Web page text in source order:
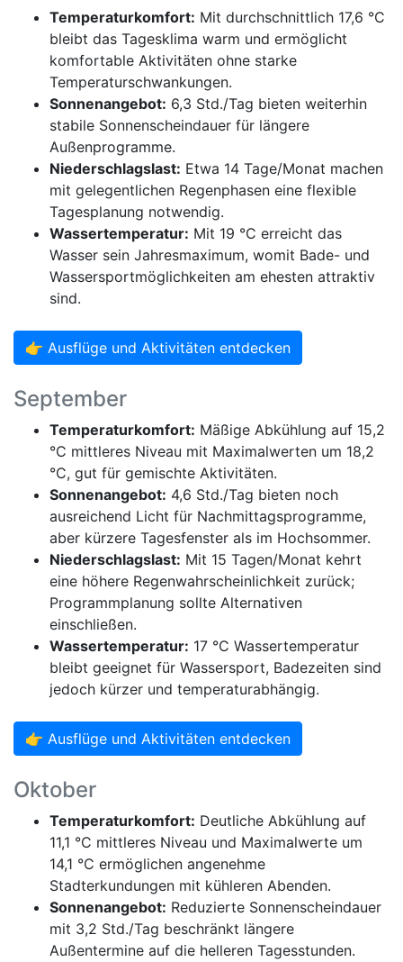
Temperaturkomfort: Mit durchschnittlich 17,6 °C
bleibt das Tagesklima warm und ermöglicht
komfortable Aktivitäten ohne starke
Temperaturschwankungen.
Sonnenangebot: 6,3 Std./Tag bieten weiterhin
stabile Sonnenscheindauer für längere
Außenprogramme.
Niederschlagslast: Etwa 14 Tage/Monat machen
mit gelegentlichen Regenphasen eine flexible
Tagesplanung notwendig.
Wassertemperatur: Mit 19 °C erreicht das
Wasser sein Jahresmaximum, womit Bade- und
Wassersportmöglichkeiten am ehesten attraktiv
sind.
👉 Ausflüge und Aktivitäten entdecken
September
Temperaturkomfort: Mäßige Abkühlung auf 15,2
°C mittleres Niveau mit Maximalwerten um 18,2
°C, gut für gemischte Aktivitäten.
Sonnenangebot: 4,6 Std./Tag bieten noch
ausreichend Licht für Nachmittagsprogramme,
aber kürzere Tagesfenster als im Hochsommer.
Niederschlagslast: Mit 15 Tagen/Monat kehrt
eine höhere Regenwahrscheinlichkeit zurück;
Programmplanung sollte Alternativen
einschließen.
Wassertemperatur: 17 °C Wassertemperatur
bleibt geeignet für Wassersport, Badezeiten sind
jedoch kürzer und temperaturabhängig.
👉 Ausflüge und Aktivitäten entdecken
Oktober
Temperaturkomfort: Deutliche Abkühlung auf
11,1 °C mittleres Niveau und Maximalwerte um
14,1 °C ermöglichen angenehme
Stadterkundungen mit kühleren Abenden.
Sonnenangebot: Reduzierte Sonnenscheindauer
mit 3,2 Std./Tag beschränkt längere
Außentermine auf die helleren Tagesstunden.